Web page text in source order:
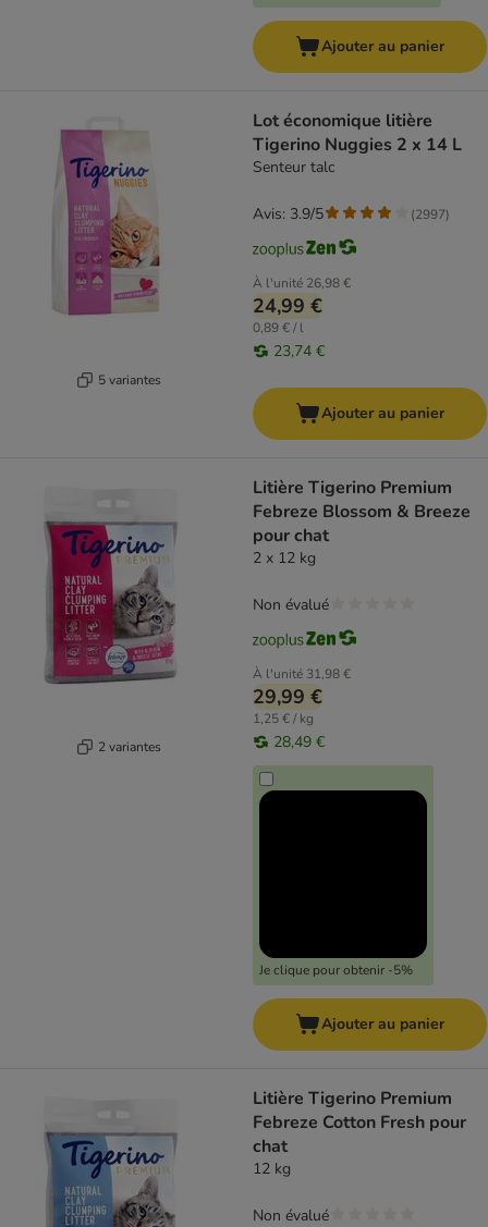
Ajouter au panier
5 variantes
Lot économique litière
Tigerino Nuggies 2 x 14 L
Senteur talc
À l'unité 26,98 €
24,99 €
0,89 € / l
23,74 €
Avis: 3.9/5 (2997)
Ajouter au panier
2 variantes
Litière Tigerino Premium
Febreze Blossom & Breeze
pour chat
2 x 12 kg
À l'unité 31,98 €
29,99 €
1,25 € / kg
28,49 €
Je clique pour obtenir -5%
Non évalué
Ajouter au panier
Litière Tigerino Premium
Febreze Cotton Fresh pour
chat
12 kg
Non évalué